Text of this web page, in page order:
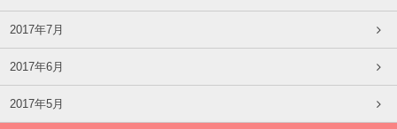
2017年7月
2017年6月
2017年5月